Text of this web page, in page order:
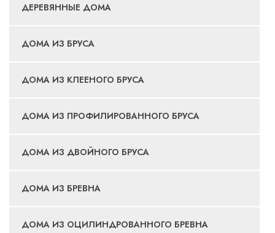
ДЕРЕВЯННЫЕ ДОМА
ДОМА ИЗ БРУСА
ДОМА ИЗ КЛЕЕНОГО БРУСА
ДОМА ИЗ ПРОФИЛИРОВАННОГО БРУСА
ДОМА ИЗ ДВОЙНОГО БРУСА
ДОМА ИЗ БРЕВНА
ДОМА ИЗ ОЦИЛИНДРОВАННОГО БРЕВНА